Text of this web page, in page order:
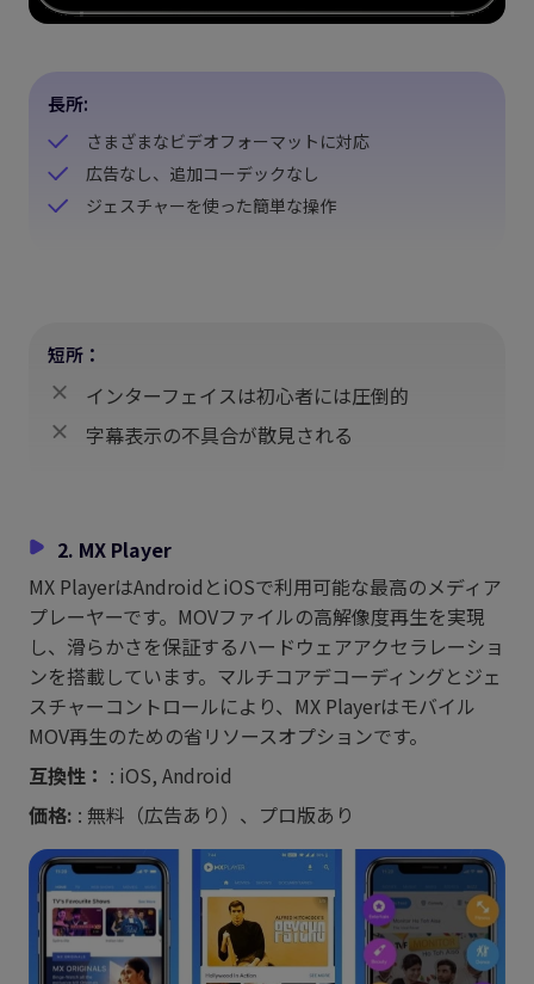
長所:
さまざまなビデオフォーマットに対応
広告なし、追加コーデックなし
ジェスチャーを使った簡単な操作
短所：
インターフェイスは初心者には圧倒的
字幕表示の不具合が散見される
2. MX Player
MX PlayerはAndroidとiOSで利用可能な最高のメディア
プレーヤーです。MOVファイルの高解像度再生を実現
し、滑らかさを保証するハードウェアアクセラレーショ
ンを搭載しています。マルチコアデコーディングとジェ
スチャーコントロールにより、MX Playerはモバイル
MOV再生のための省リソースオプションです。
互換性： : iOS, Android
価格: : 無料（広告あり）、プロ版あり